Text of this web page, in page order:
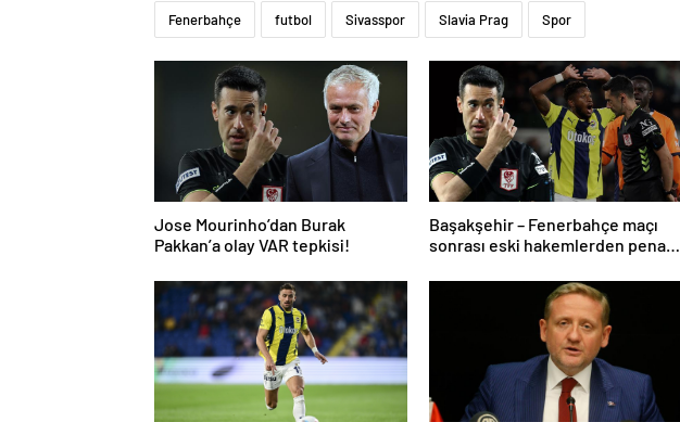
Fenerbahçe futbol Sivasspor Slavia Prag Spor
Jose Mourinho’dan Burak
Pakkan’a olay VAR tepkisi!
Başakşehir – Fenerbahçe maçı
sonrası eski hakemlerden penaltı
atladı’